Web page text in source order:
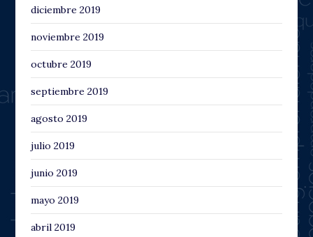
diciembre 2019
noviembre 2019
octubre 2019
septiembre 2019
agosto 2019
julio 2019
junio 2019
mayo 2019
abril 2019